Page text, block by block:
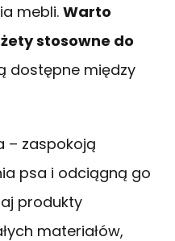
mebli. Warto
stosowne do
dostępne między
– zaspokoją
psa i odciągną go
produkty
materiałów,